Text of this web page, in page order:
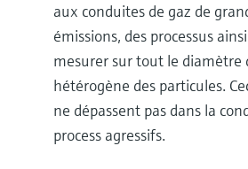
aux conduites de gaz de
émissions, des processus
mesurer sur tout le diamètre
hétérogène des particules.
ne dépassent pas dans la
process agressifs.